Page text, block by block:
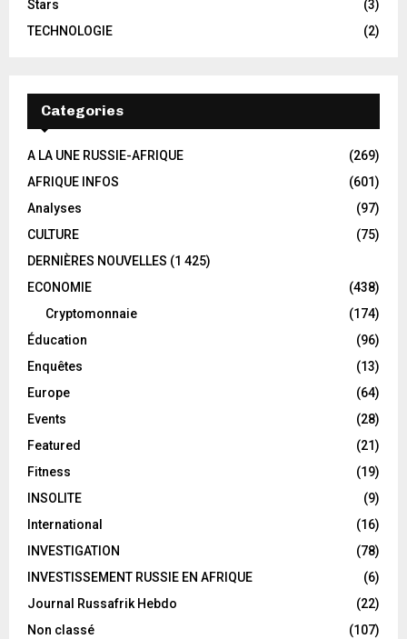
Stars
(3)
TECHNOLOGIE
(2)
Categories
A LA UNE RUSSIE-AFRIQUE
(269)
AFRIQUE INFOS
(601)
Analyses
(97)
CULTURE
(75)
DERNIÈRES NOUVELLES (1 425)
ECONOMIE
(438)
Cryptomonnaie
(174)
Éducation
(96)
Enquêtes
(13)
Europe
(64)
Events
(28)
Featured
(21)
Fitness
(19)
INSOLITE
(9)
International
(16)
INVESTIGATION
(78)
INVESTISSEMENT RUSSIE EN AFRIQUE
(6)
Journal Russafrik Hebdo
(22)
Non classé
(107)